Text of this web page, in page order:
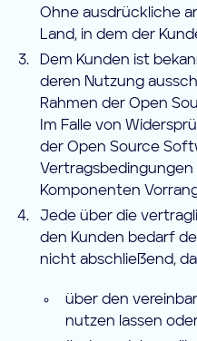
Ohne ausdrückliche
Land, in dem der
Dem Kunden ist
deren Nutzung
Rahmen der Open
Im Falle von
der Open Source
Komponenten
Jede über die
den Kunden bedarf
nicht abschließend,
über den
nutzen lassen